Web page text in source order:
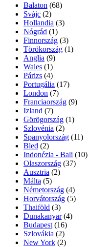
Balaton (68)
Svájc (2)
Hollandia (3)
Nógrád (1)
Finnország (3)
Törökország (1)
Anglia (9)
Wales (1)
Párizs (4)
Portugália (17)
London (7)
Franciaország (9)
Izland (7)
Görögország (1)
Szlovénia (2)
Spanyolország (11)
Bled (2)
Indonézia - Bali (10)
Olaszország (37)
Ausztria (2)
Málta (5)
Németország (4)
Horvátország (5)
Thaiföld (3)
Dunakanyar (4)
Budapest (16)
Szlovákia (2)
New York (2)